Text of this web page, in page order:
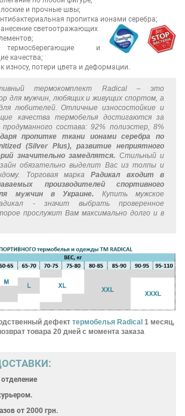
и прочные швы;
пропитка ионами серебра;
светоотражающих
и
качества;
износу, потери цвета и деформации.
термокомплект Radical – это
для мужчин, любящих и живущих спортом, а
любителей. Отличные износостойкие и
качества термобелья достигаются за
состава: 92% полиэстер, 8%
пропитке ткани ионами серебра по
(Silver Plus), развитие неприятного
значительно замедлятся. Стильный и
обязательно выделит Вас из толпы и
Торговая маркаРадикал входит в
производителей спортивного
мужчин в Украине. Купить мужское
- значит выбрать проверенное
прослужит Вам максимально долго и в
дефект термобелья Radical 1 месяц,
товара 20 дней с момента заказа
отделение
от 2000 грн.